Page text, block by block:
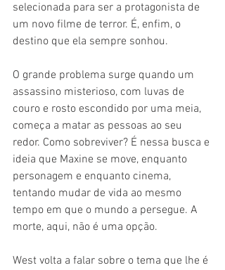
selecionada para ser a protagonista de
um novo filme de terror. É, enfim, o
destino que ela sempre sonhou.
O grande problema surge quando um
assassino misterioso, com luvas de
couro e rosto escondido por uma meia,
começa a matar as pessoas ao seu
redor. Como sobreviver? É nessa busca e
ideia que Maxine se move, enquanto
personagem e enquanto cinema,
tentando mudar de vida ao mesmo
tempo em que o mundo a persegue. A
morte, aqui, não é uma opção.
West volta a falar sobre o tema que lhe é